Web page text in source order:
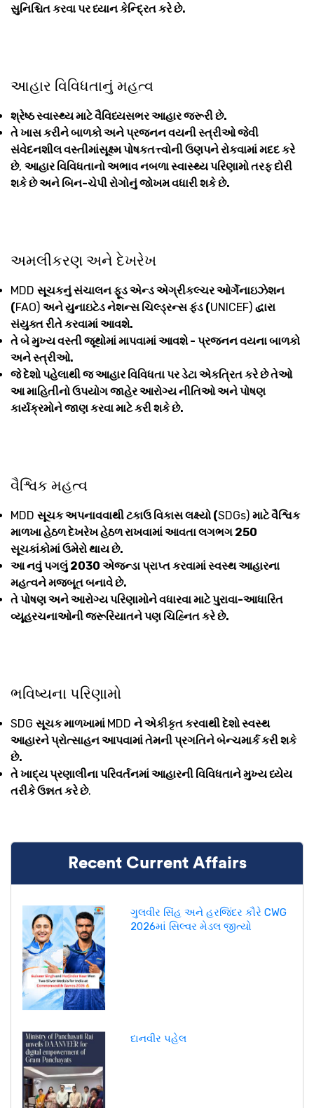
સુનિશ્ચિત કરવા પર ધ્યાન કેન્દ્રિત કરે છે.
આહાર વિવિધતાનું મહત્વ
શ્રેષ્ઠ સ્વાસ્થ્ય માટે વૈવિધ્યસભર આહાર જરૂરી છે.
તે ખાસ કરીને બાળકો અને પ્રજનન વયની સ્ત્રીઓ જેવી
સંવેદનશીલ વસ્તીમાંસૂક્ષ્મ પોષકતત્ત્વોની ઉણપને રોકવામાં મદદ કરે
છે, આહાર વિવિધતાનો અભાવ નબળા સ્વાસ્થ્ય પરિણામો તરફ દોરી
શકે છે અને બિન-ચેપી રોગોનું જોખમ વધારી શકે છે.
અમલીકરણ અને દેખરેખ
MDD સૂચકનું સંચાલન ફૂડ એન્ડ એગ્રીકલ્ચર ઓર્ગેનાઇઝેશન
(FAO) અને યુનાઇટેડ નેશન્સ ચિલ્ડ્રન્સ ફંડ (UNICEF) દ્વારા
સંયુક્ત રીતે કરવામાં આવશે.
તે બે મુખ્ય વસ્તી જૂથોમાં માપવામાં આવશે - પ્રજનન વયના બાળકો
અને સ્ત્રીઓ.
જે દેશો પહેલાથી જ આહાર વિવિધતા પર ડેટા એકત્રિત કરે છે તેઓ
આ માહિતીનો ઉપયોગ જાહેર આરોગ્ય નીતિઓ અને પોષણ
કાર્યક્રમોને જાણ કરવા માટે કરી શકે છે.
વૈશ્વિક મહત્વ
MDD સૂચક અપનાવવાથી ટકાઉ વિકાસ લક્ષ્યો (SDGs) માટે વૈશ્વિક
માળખા હેઠળ દેખરેખ હેઠળ રાખવામાં આવતા લગભગ 250
સૂચકાંકોમાં ઉમેરો થાય છે.
આ નવું પગલું 2030 એજન્ડા પ્રાપ્ત કરવામાં સ્વસ્થ આહારના
મહત્વને મજબૂત બનાવે છે.
તે પોષણ અને આરોગ્ય પરિણામોને વધારવા માટે પુરાવા-આધારિત
વ્યૂહરચનાઓની જરૂરિયાતને પણ ચિહ્નિત કરે છે.
ભવિષ્યના પરિણામો
SDG સૂચક માળખામાં MDD ને એકીકૃત કરવાથી દેશો સ્વસ્થ
આહારને પ્રોત્સાહન આપવામાં તેમની પ્રગતિને બેન્ચમાર્ક કરી શકે
છે.
તે ખાદ્ય પ્રણાલીના પરિવર્તનમાં આહારની વિવિધતાને મુખ્ય ધ્યેય
તરીકે ઉન્નત કરે છે.
Recent Current Affairs
ગુલવીર સિંહ અને હરજિંદર કૌરે CWG
2026માં સિલ્વર મેડલ જીત્યો
દાનવીર પહેલ